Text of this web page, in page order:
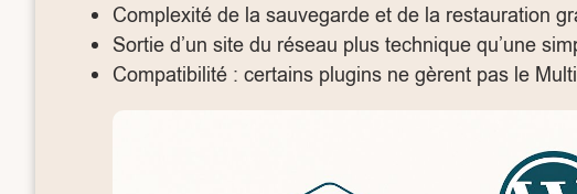
Complexité de la sauvegarde et de la restauration
Sortie d’un site du réseau plus technique qu’une
Compatibilité : certains plugins ne gèrent pas le